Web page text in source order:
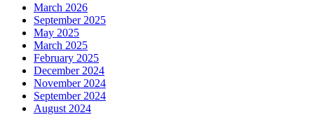
March 2026
September 2025
May 2025
March 2025
February 2025
December 2024
November 2024
September 2024
August 2024